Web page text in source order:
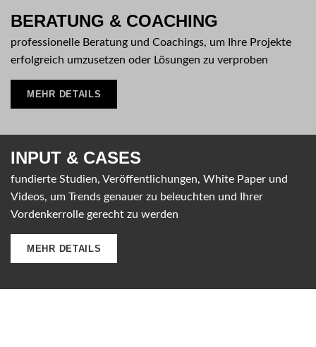
BERATUNG & COACHING
professionelle Beratung und Coachings, um Ihre Projekte
erfolgreich umzusetzen oder Lösungen zu verproben
MEHR DETAILS
INPUT & CASES
fundierte Studien, Veröffentlichungen, White Paper und
Videos, um Trends genauer zu beleuchten und Ihrer
Vordenkerrolle gerecht zu werden
MEHR DETAILS